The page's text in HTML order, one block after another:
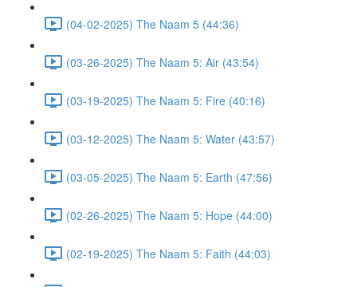
(04-02-2025) The Naam 5 (44:36)
(03-26-2025) The Naam 5: Air (43:54)
(03-19-2025) The Naam 5: Fire (40:16)
(03-12-2025) The Naam 5: Water (43:57)
(03-05-2025) The Naam 5: Earth (47:56)
(02-26-2025) The Naam 5: Hope (44:00)
(02-19-2025) The Naam 5: Faith (44:03)